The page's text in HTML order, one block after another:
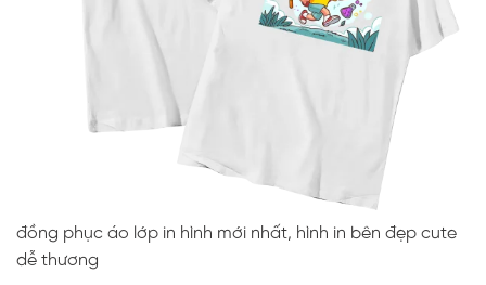
đồng phục áo lớp in hình mới nhất, hình in bên đẹp cute
dễ thương